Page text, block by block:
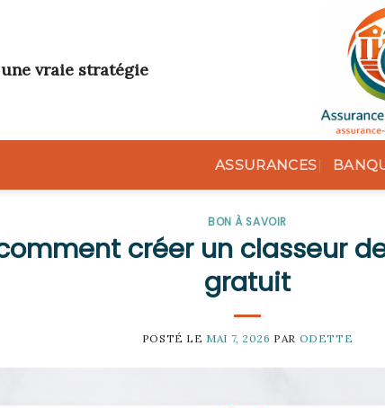
vraie stratégie
ASSURANCES
BON À SAVOIR
créer un classeur
gratuit
POSTÉ LE MAI 7, 2026 PAR ODETTE